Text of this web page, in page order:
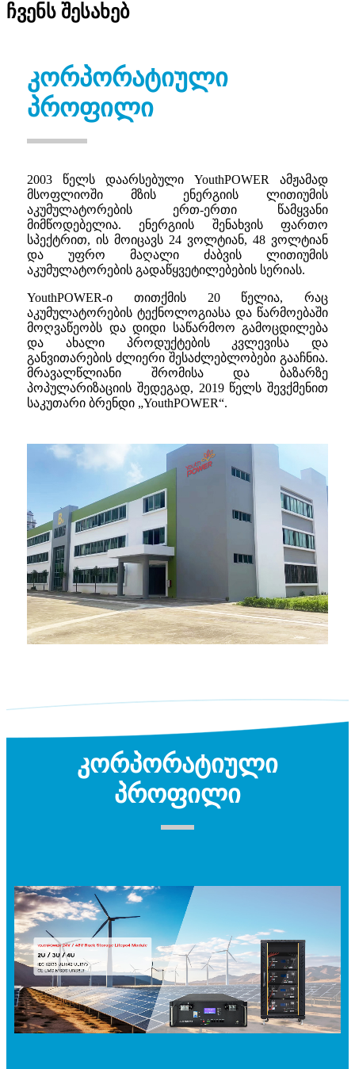
ჩვენს შესახებ
კორპორატიული
პროფილი
2003 წელს დაარსებული YouthPOWER ამჟამად
მსოფლიოში მზის ენერგიის ლითიუმის
აკუმულატორების ერთ-ერთი წამყვანი
მიმწოდებელია. ენერგიის შენახვის ფართო
სპექტრით, ის მოიცავს 24 ვოლტიან, 48 ვოლტიან
და უფრო მაღალი ძაბვის ლითიუმის
აკუმულატორების გადაწყვეტილებების სერიას.
YouthPOWER-ი თითქმის 20 წელია, რაც
აკუმულატორების ტექნოლოგიასა და წარმოებაში
მოღვაწეობს და დიდი საწარმოო გამოცდილება
და ახალი პროდუქტების კვლევისა და
განვითარების ძლიერი შესაძლებლობები გააჩნია.
მრავალწლიანი შრომისა და ბაზარზე
პოპულარიზაციის შედეგად, 2019 წელს შევქმენით
საკუთარი ბრენდი „YouthPOWER“.
კორპორატიული
პროფილი